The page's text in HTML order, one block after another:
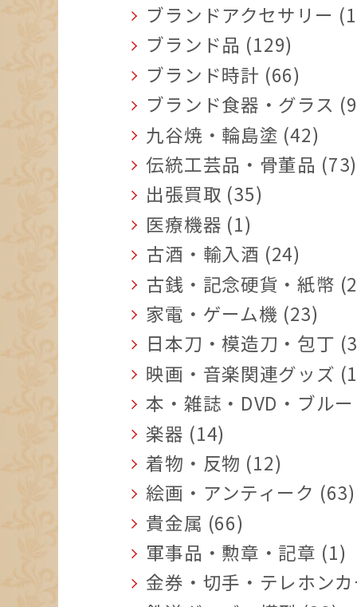
ブランドアクセサリー
ブランド品 (129)
ブランド時計 (66)
ブランド食器・グラス
九谷焼・輪島塗 (42)
伝統工芸品・骨董品 (73)
出張買取 (35)
医療機器 (1)
古酒・輸入酒 (24)
古銭・記念硬貨・紙幣
家電・ゲーム機 (23)
日本刀・模造刀・包丁
映画・音楽関連グッズ
本・雑誌・DVD・ブル
楽器 (14)
着物・反物 (12)
絵画・アンティーク (63)
貴金属 (66)
軍事品・勲章・記章 (1)
金券・切手・テレホン